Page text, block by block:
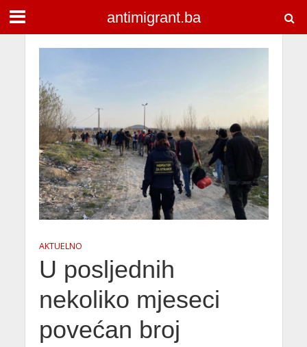
antimigrant.ba
AKTUELNO
U posljednih
nekoliko mjeseci
povećan broj